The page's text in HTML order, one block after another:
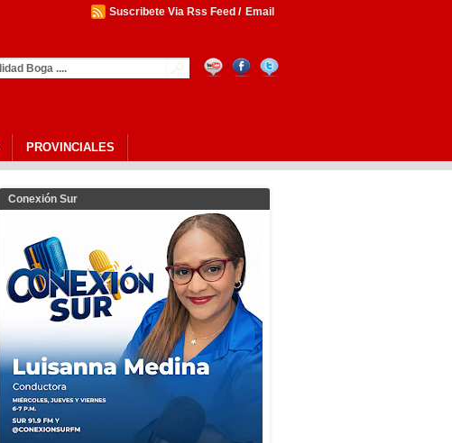
Suscribete Via Rss Feed / Email
PROVINCIALES
Conexión Sur